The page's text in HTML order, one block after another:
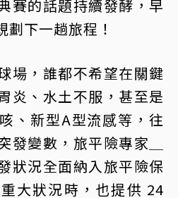
賽的話題持續發酵，早
劃下一趟旅程！
場，誰都不希望在關鍵
炎、水土不服，甚至是
、新型A型流感等，往
發變數，旅平險專家＿
狀況全面納入旅平險保
大狀況時，也提供 24